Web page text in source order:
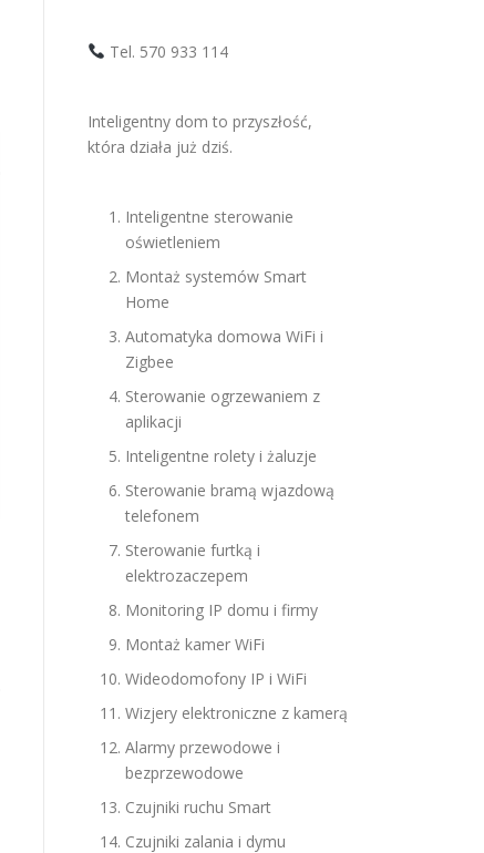
Tel. 570 933 114
Inteligentny dom to przyszłość,
która działa już dziś.
Inteligentne sterowanie
oświetleniem
Montaż systemów Smart
Home
Automatyka domowa WiFi i
Zigbee
Sterowanie ogrzewaniem z
aplikacji
Inteligentne rolety i żaluzje
Sterowanie bramą wjazdową
telefonem
Sterowanie furtką i
elektrozaczepem
Monitoring IP domu i firmy
Montaż kamer WiFi
Wideodomofony IP i WiFi
Wizjery elektroniczne z kamerą
Alarmy przewodowe i
bezprzewodowe
Czujniki ruchu Smart
Czujniki zalania i dymu